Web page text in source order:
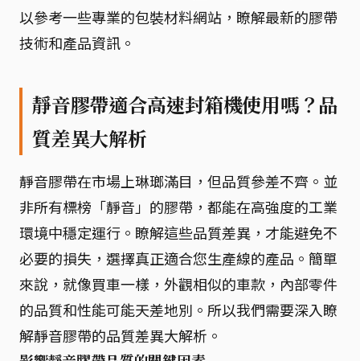
以參考一些專業的包裝材料網站，瞭解最新的膠帶
技術和產品資訊。
靜音膠帶適合高速封箱機使用嗎？品
質差異大解析
靜音膠帶在市場上琳瑯滿目，但品質參差不齊。並
非所有標榜「靜音」的膠帶，都能在高強度的工業
環境中穩定運行。瞭解這些品質差異，才能避免不
必要的損失，選擇真正適合您生產線的產品。簡單
來說，就像買車一樣，外觀相似的車款，內部零件
的品質和性能可能天差地別。所以我們需要深入瞭
解靜音膠帶的品質差異大解析。